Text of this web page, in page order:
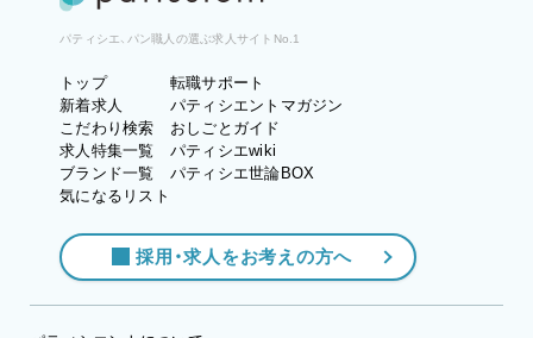
パティシエ、パン職人の選ぶ求人サイトNo.1
トップ
新着求人
こだわり検索
求人特集一覧
ブランド一覧
気になるリスト
転職サポート
パティシエントマガジン
おしごとガイド
パティシエwiki
パティシエ世論BOX
採用・求人をお考えの方へ